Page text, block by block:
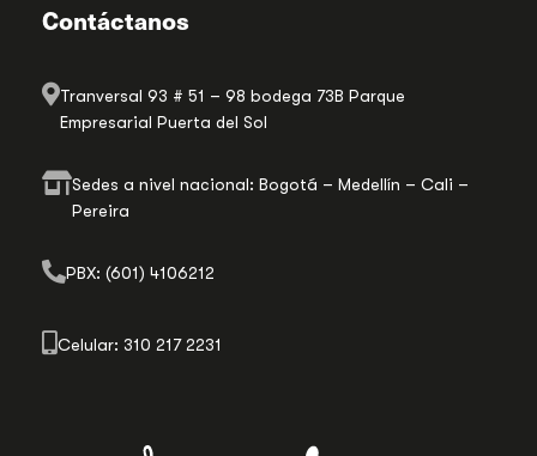
Contáctanos
Tranversal 93 # 51 – 98 bodega 73B Parque
Empresarial Puerta del Sol
Sedes a nivel nacional: Bogotá – Medellín – Cali –
Pereira
PBX: (601) 4106212
Celular: 310 217 2231